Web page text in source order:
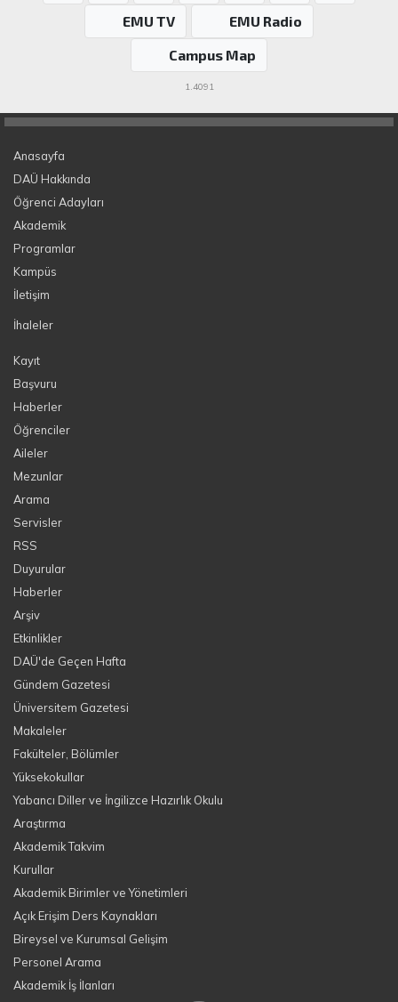
EMU TV
EMU Radio
Campus Map
1.4091
Anasayfa
DAÜ Hakkında
Öğrenci Adayları
Akademik
Programlar
Kampüs
İletişim
İhaleler
Kayıt
Başvuru
Haberler
Öğrenciler
Aileler
Mezunlar
Arama
Servisler
RSS
Duyurular
Haberler
Arşiv
Etkinlikler
DAÜ'de Geçen Hafta
Gündem Gazetesi
Üniversitem Gazetesi
Makaleler
Fakülteler, Bölümler
Yüksekokullar
Yabancı Diller ve İngilizce Hazırlık Okulu
Araştırma
Akademik Takvim
Kurullar
Akademik Birimler ve Yönetimleri
Açık Erişim Ders Kaynakları
Bireysel ve Kurumsal Gelişim
Personel Arama
Akademik İş İlanları